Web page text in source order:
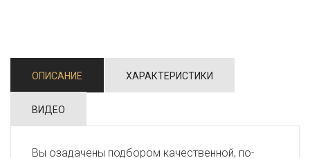
ОПИСАНИЕ ХАРАКТЕРИСТИКИ
ВИДЕО
Вы озадачены подбором качественной, по-